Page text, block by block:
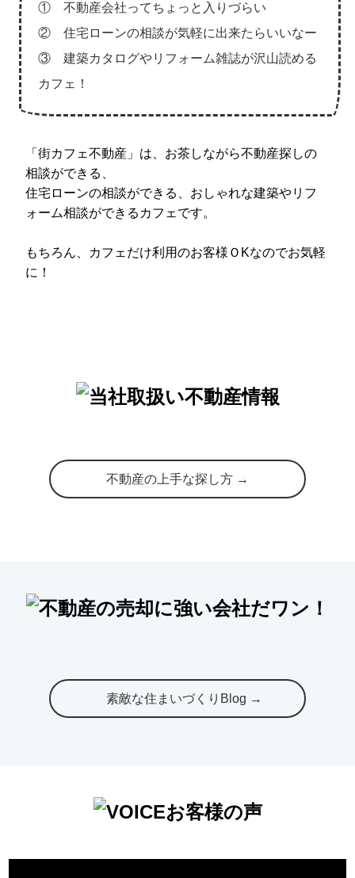
① 不動産会社ってちょっと入りづらい
② 住宅ローンの相談が気軽に出来たらいいなー
③ 建築カタログやリフォーム雑誌が沢山読める
カフェ！
「街カフェ不動産」は、お茶しながら不動産探しの
相談ができる、
住宅ローンの相談ができる、おしゃれな建築やリフ
ォーム相談ができるカフェです。
もちろん、カフェだけ利用のお客様ＯKなのでお気軽
に！
不動産の上手な探し方 →
素敵な住まいづくりBlog →